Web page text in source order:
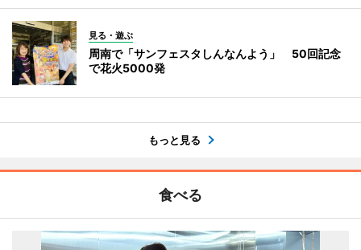
見る・遊ぶ
周南で「サンフェスタしんなんよう」 50回記念
で花火5000発
もっと見る
食べる